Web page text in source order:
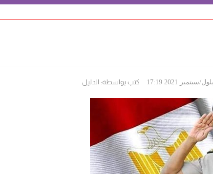
كتب بواسطة: الدليل